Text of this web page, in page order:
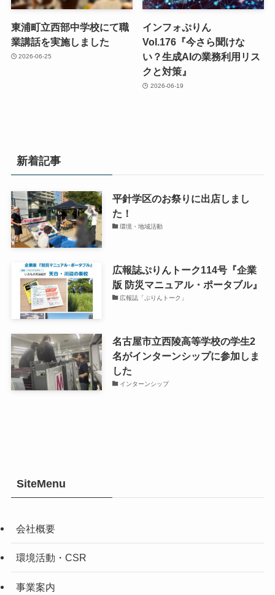
東浦町立西部中学校にて職
業講話を実施しました
2026-06-25
インフォぷりん
Vol.176『今さら聞けな
い？生成AIの業務利用リス
クと対策』
2026-06-19
新着記事
平針学区のお祭りに出店しまし
た！
環境・地域活動
広報誌ぷりんトーク114号『企業
版 防災マニュアル・ポータブル』
広報誌「ぷりんトーク」
名古屋市立西陵高等学校の学生2
名がインターンシップに参加しま
した
インターンシップ
SiteMenu
会社概要
環境活動・CSR
事業案内